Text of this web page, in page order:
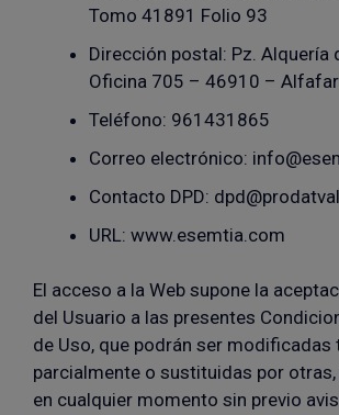
Tomo 41891 Folio 93
Dirección postal: Pz. Alquería
Oficina 705 – 46910 – Alfafar
Teléfono: 961431865
Correo electrónico:
Contacto DPD:
URL: www.esemtia.com
El acceso a la Web supone la
del Usuario a las presentes
de Uso, que podrán ser modificadas
parcialmente o sustituidas por
en cualquier momento sin previo